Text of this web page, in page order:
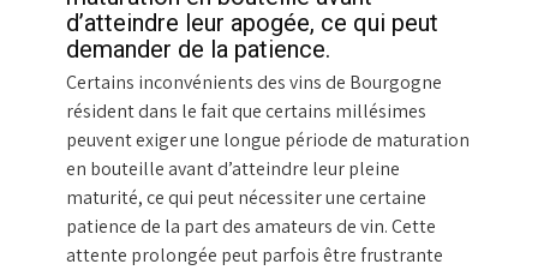
d’atteindre leur apogée, ce qui peut
demander de la patience.
Certains inconvénients des vins de Bourgogne
résident dans le fait que certains millésimes
peuvent exiger une longue période de maturation
en bouteille avant d’atteindre leur pleine
maturité, ce qui peut nécessiter une certaine
patience de la part des amateurs de vin. Cette
attente prolongée peut parfois être frustrante